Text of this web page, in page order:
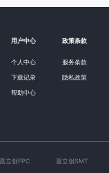
用户中心 政策条款
个人中心 服务条款
下载记录 隐私政策
帮助中心
嘉立创FPC 嘉立创SMT